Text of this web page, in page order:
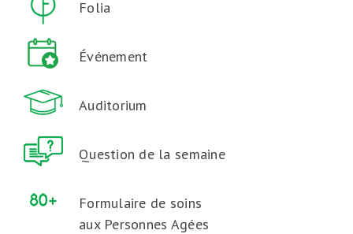
Folia
Événement
Auditorium
Question de la semaine
Formulaire de soins
aux Personnes Agées